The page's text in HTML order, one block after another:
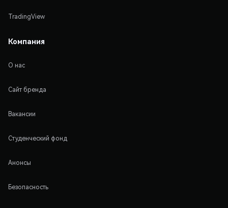
TradingView
Компания
О нас
Сайт бренда
Вакансии
Студенческий фонд
Анонсы
Безопасность